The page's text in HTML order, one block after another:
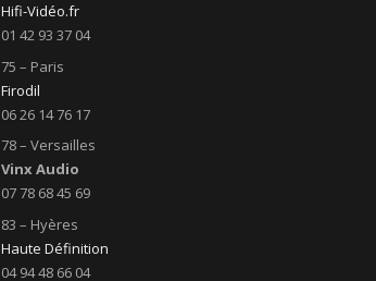
Hifi-Vidéo.fr
01 42 93 37 04
75 – Paris
Firodil
06 26 14 76 17
78 – Versailles
Vinx Audio
07 78 68 45 69
83 – Hyères
Haute Définition
04 94 48 66 04